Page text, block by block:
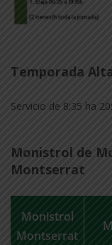
Temporada
Servicio de 8:35 ha
Monistrol de
Montserrat
Monistrol
Montserrat